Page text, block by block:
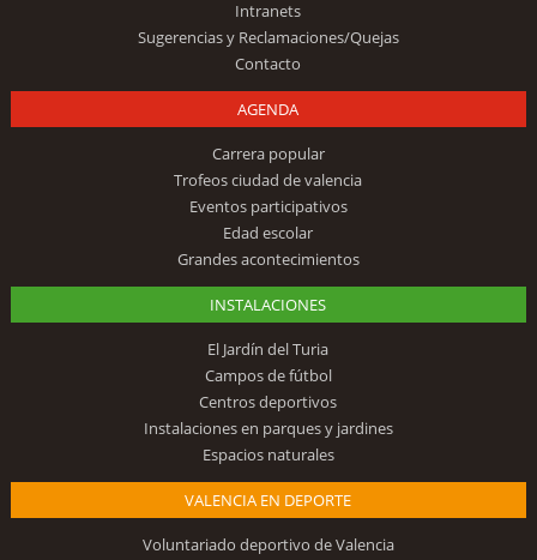
Intranets
Sugerencias y Reclamaciones/Quejas
Contacto
AGENDA
Carrera popular
Trofeos ciudad de valencia
Eventos participativos
Edad escolar
Grandes acontecimientos
INSTALACIONES
El Jardín del Turia
Campos de fútbol
Centros deportivos
Instalaciones en parques y jardines
Espacios naturales
VALENCIA EN DEPORTE
Voluntariado deportivo de Valencia